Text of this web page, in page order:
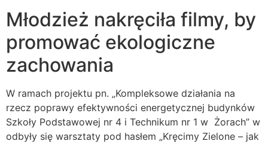
Młodzież nakręciła filmy, by
promować ekologiczne
zachowania
W ramach projektu pn. „Kompleksowe działania na
rzecz poprawy efektywności energetycznej budynków
Szkoły Podstawowej nr 4 i Technikum nr 1 w Żorach” w
odbyły się warsztaty pod hasłem „Kręcimy Zielone – jak